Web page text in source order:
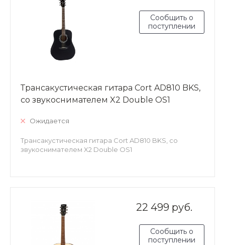
Сообщить о
поступлении
Трансакустическая гитара Cort AD810 BKS,
со звукоснимателем X2 Double OS1
Ожидается
Трансакустическая гитара Cort AD810 BKS, со
звукоснимателем X2 Double OS1
22 499 руб.
Сообщить о
поступлении